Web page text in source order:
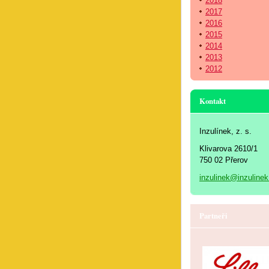
2017
2016
2015
2014
2013
2012
Kontakt
Inzulínek, z. s.
Klivarova 2610/1
750 02 Přerov
Partneři